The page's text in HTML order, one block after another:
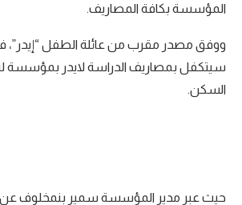
المؤسسة بكافة المصاريف.
ووفق مصدر مقرب من عائلة الطفل
سيتكفل بمصاريف الدراسة لايدر بمؤسسة
السكن.
حيث عبر مدير المؤسسة سمير بنمخلوف عن